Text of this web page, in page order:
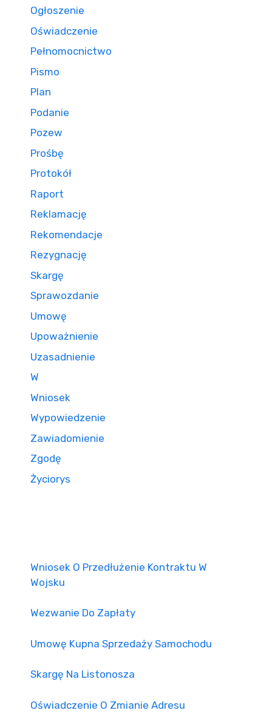
Ogłoszenie
Oświadczenie
Pełnomocnictwo
Pismo
Plan
Podanie
Pozew
Prośbę
Protokół
Raport
Reklamację
Rekomendacje
Rezygnację
Skargę
Sprawozdanie
Umowę
Upoważnienie
Uzasadnienie
W
Wniosek
Wypowiedzenie
Zawiadomienie
Zgodę
Życiorys
Wniosek O Przedłużenie Kontraktu W
Wojsku
Wezwanie Do Zapłaty
Umowę Kupna Sprzedaży Samochodu
Skargę Na Listonosza
Oświadczenie O Zmianie Adresu